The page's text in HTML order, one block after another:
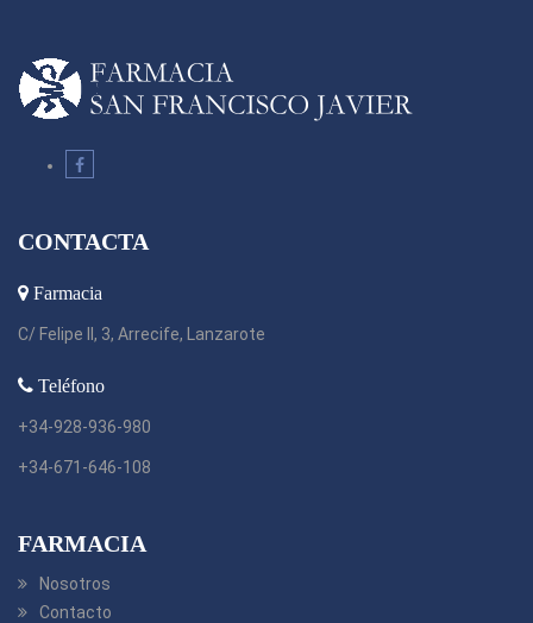
CONTACTA
Farmacia
C/ Felipe II, 3, Arrecife, Lanzarote
Teléfono
+34-928-936-980
+34-671-646-108
FARMACIA
Nosotros
Contacto